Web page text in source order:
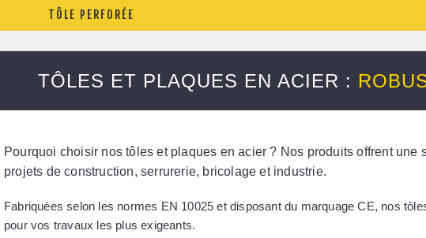
TÔLE PERFORÉE
TÔLES ET PLAQUES EN ACIER :
Pourquoi choisir nos tôles et plaques en acier ? Nos produits offrent une
projets de construction, serrurerie, bricolage et industrie.
Fabriquées selon les normes EN 10025 et disposant du marquage CE, nos
pour vos travaux les plus exigeants.